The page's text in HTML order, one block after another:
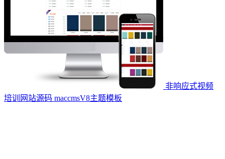
非响应式视频
培训网站源码 maccmsV8主题模板